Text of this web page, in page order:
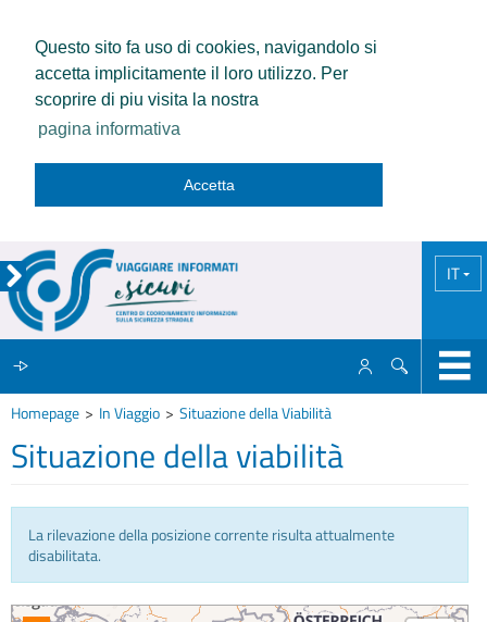
Questo sito fa uso di cookies, navigandolo si
accetta implicitamente il loro utilizzo. Per
scoprire di piu visita la nostra
pagina informativa
Accetta
IT
IL CCISS
INFO E MEDIA
IN VIAGGIO
Homepage In Viaggio Situazione della Viabilità
Situazione della viabilità
La rilevazione della posizione corrente risulta attualmente
disabilitata.